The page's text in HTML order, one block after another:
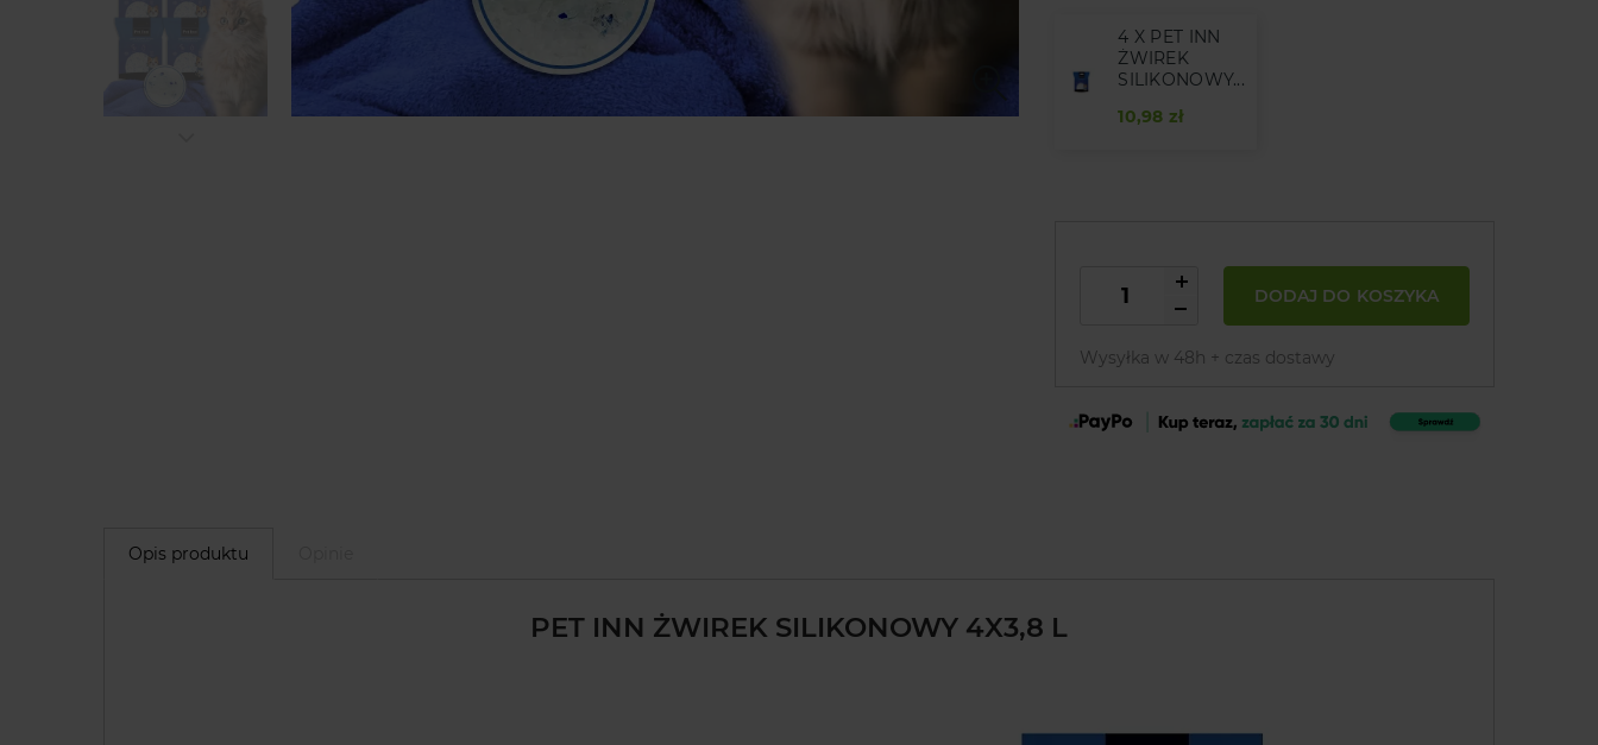
4 X PET INN
ŻWIREK
SILIKONOWY...
10,98 zł
DODAJ DO KOSZYKA
Wysyłka w 48h + czas dostawy
Opis produktu
PET INN ŻWIREK SILIKONOWY 4X3,8 L